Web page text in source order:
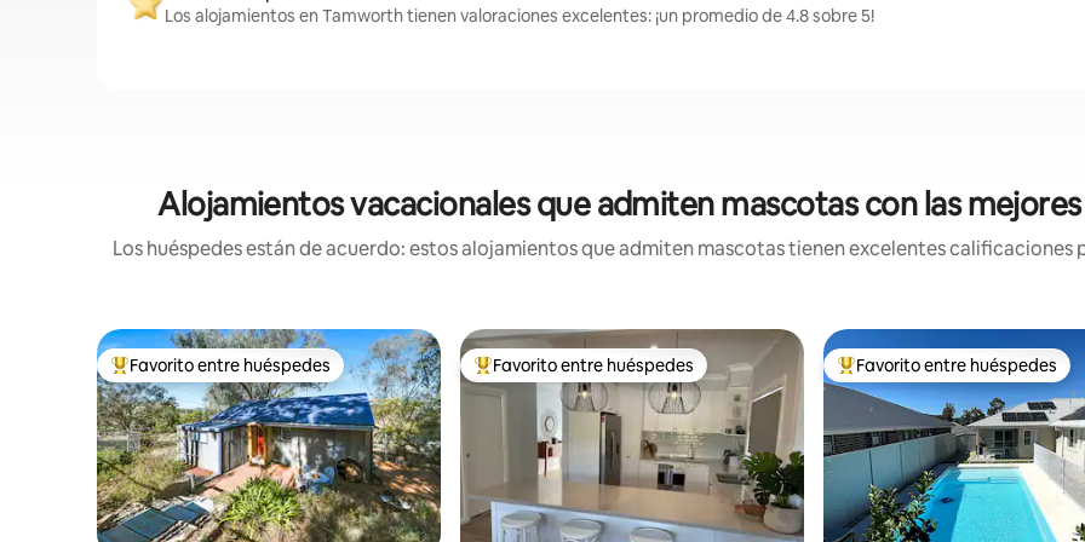
Los alojamientos en Tamworth tienen valoraciones excelentes: ¡un promedio de 4.8 sobre 5!
Alojamientos vacacionales que admiten mascotas con las
Los huéspedes están de acuerdo: estos alojamientos que admiten mascotas tienen excelentes
Favorito entre huéspedes preferido
Favorito entre huéspedes Favorito entre huéspedes preferido
Favorito entre huéspedes Favorito entre huéspedes
Favorito entre huéspedes